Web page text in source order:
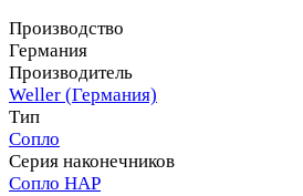
Производство
Германия
Производитель
Weller (Германия)
Тип
Сопло
Серия наконечников
Сопло HAP